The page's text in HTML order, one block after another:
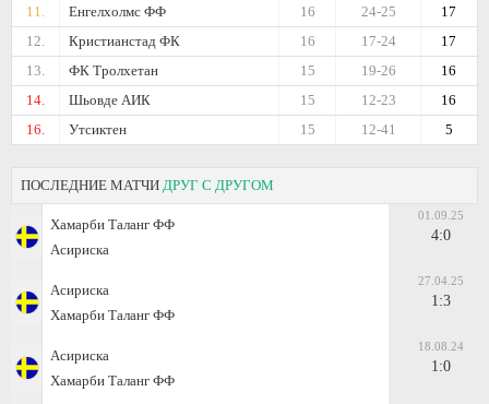
11.
Енгелхолмс ФФ 17
24-25
16
12.
Кристианстад ФК 17
17-24
16
13.
ФК Тролхетан 16
19-26
15
14.
Шьовде АИК 16
12-23
15
16.
Утсиктен 5
12-41
15
ПОСЛЕДНИЕ МАТЧИ ДРУГ С ДРУГОМ
Хамарби Таланг ФФ
Асириска
01.09.25
4:0
Асириска
Хамарби Таланг ФФ
27.04.25
1:3
Асириска
Хамарби Таланг ФФ
18.08.24
1:0